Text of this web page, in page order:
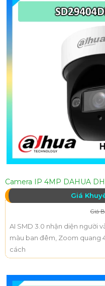
Camera IP 4MP DAHUA
Giá
Giá
AI SMD 3.0 nhận diện người
màu ban đêm, Zoom quang
cách